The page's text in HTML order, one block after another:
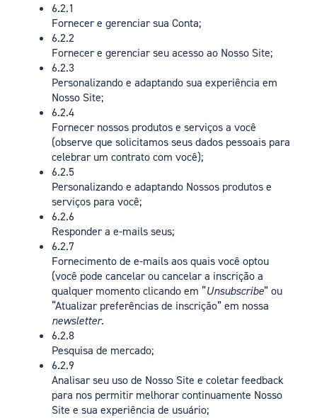
6.2.1
Fornecer e gerenciar sua Conta;
6.2.2
Fornecer e gerenciar seu acesso ao Nosso Site;
6.2.3
Personalizando e adaptando sua experiência em
Nosso Site;
6.2.4
Fornecer nossos produtos e serviços a você
(observe que solicitamos seus dados pessoais para
celebrar um contrato com você);
6.2.5
Personalizando e adaptando Nossos produtos e
serviços para você;
6.2.6
Responder a e-mails seus;
6.2.7
Fornecimento de e-mails aos quais você optou
(você pode cancelar ou cancelar a inscrição a
qualquer momento clicando em “Unsubscribe” ou
“Atualizar preferências de inscrição” em nossa
newsletter.
6.2.8
Pesquisa de mercado;
6.2.9
Analisar seu uso de Nosso Site e coletar feedback
para nos permitir melhorar continuamente Nosso
Site e sua experiência de usuário;